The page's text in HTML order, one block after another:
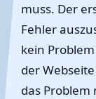
muss. Der
Fehler
kein
der
das